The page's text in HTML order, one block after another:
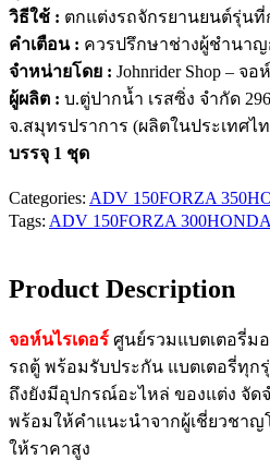
วิธีใช้ : ตกแต่งรถจักรยานยนต์รุ่น
คำเตือน : ควรปรึกษาช่างผู้ชำนาญ
จำหน่ายโดย : Johnrider Shop – จ
ผู้ผลิต : บ.ตู่ปากน้ำ เรสซิ่ง จำกัด
จ.สมุทรปราการ (ผลิตในประเทศไ
บรรจุ 1 ชุด
Categories: ADV 150FORZA 350
Tags: ADV 150FORZA 300HONDA
Product Description
จอห์นไรเดอร์ ศูนย์รวมแบตเตอรี่ม
รถตู้ พร้อมรับประกัน แบตเตอรี่ทุก
ถึงยังมีอุปกรณ์อะไหล่ ของแต่ง จัด
พร้อมให้คำแนะนำจากผู้เชี่ยวชาญ
ให้ราคาสูง